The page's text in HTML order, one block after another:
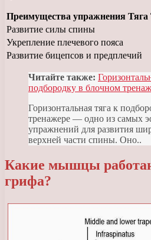
Преимущества упражнения Тяга
Развитие силы спины
Укрепление плечевого пояса
Развитие бицепсов и предплечий
Читайте также:
подбородку в блочном
Горизонтальная тяга к
тренажере — одно из самых
упражнений для развития
верхней части спины. Оно..
Какие мышцы
грифа?